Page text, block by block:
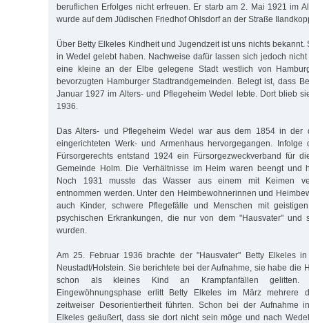
beruflichen Erfolges nicht erfreuen. Er starb am 2. Mai 1921 im
wurde auf dem Jüdischen Friedhof Ohlsdorf an der Straße
Über Betty Elkeles Kindheit und Jugendzeit ist uns nichts bekannt.
in Wedel gelebt haben. Nachweise dafür lassen sich jedoch
eine kleine an der Elbe gelegene Stadt westlich von
bevorzugten Hamburger Stadtrandgemeinden. Belegt ist, dass
Januar 1927 im Alters- und Pflegeheim Wedel lebte. Dort blieb
1936.
Das Alters- und Pflegeheim Wedel war aus dem 1854 in der
eingerichteten Werk- und Armenhaus hervorgegangen. Infolge
Fürsorgerechts entstand 1924 ein Fürsorgezweckverband für
Gemeinde Holm. Die Verhältnisse im Heim waren beengt und
Noch 1931 musste das Wasser aus einem mit Keimen
entnommen werden. Unter den Heimbewohnerinnen und
auch Kinder, schwere Pflegefälle und Menschen mit
psychischen Erkrankungen, die nur von dem "Hausvater" und
wurden.
Am 25. Februar 1936 brachte der "Hausvater" Betty Elkeles
Neustadt/Holstein. Sie berichtete bei der Aufnahme, sie habe die
schon als kleines Kind an Krampfanfällen gelitten.
Eingewöhnungsphase erlitt Betty Elkeles im März mehrere
zeitweiser Desorientiertheit führten. Schon bei der Aufnahme
Elkeles geäußert, dass sie dort nicht sein möge und nach